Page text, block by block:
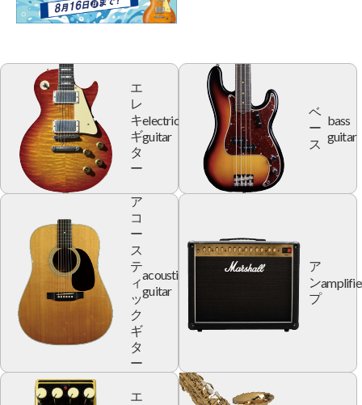
エ
レ
キ
ギ
タ
ー
electric
guitar
ベ
ー
ス
bass
guitar
ア
コ
ー
ス
テ
ィ
ッ
ク
ギ
タ
ー
acoustic
guitar
ア
ン
プ
エ